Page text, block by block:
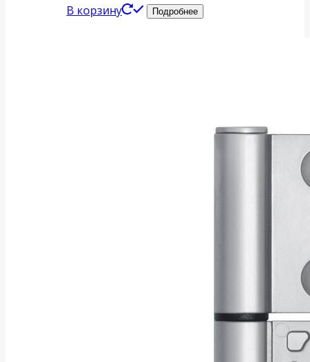
В корзину
Подробнее